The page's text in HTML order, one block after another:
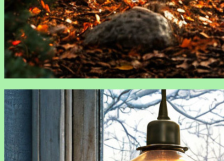
Как подготовить сад к зиме: основные этапы